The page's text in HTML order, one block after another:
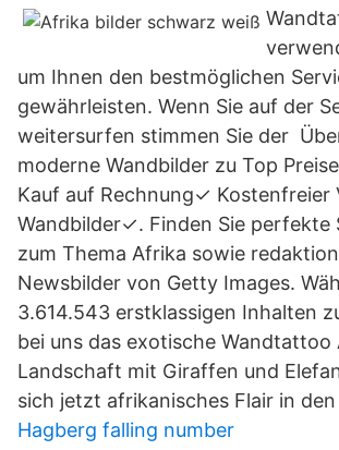
um Ihnen den bestmöglichen
gewährleisten. Wenn Sie auf der
weitersurfen stimmen Sie der
moderne Wandbilder zu Top
Kauf auf Rechnung✓ Kostenfreier
Wandbilder✓. Finden Sie perfekte
zum Thema Afrika sowie
Newsbilder von Getty Images.
3.614.543 erstklassigen Inhalten
bei uns das exotische Wandtattoo
Landschaft mit Giraffen und
sich jetzt afrikanisches Flair in
Hagberg falling number